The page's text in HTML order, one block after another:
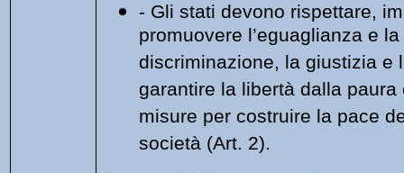
- Gli stati devono rispettare,
promuovere l’eguaglianza e
discriminazione, la giustizia e
garantire la libertà dalla
misure per costruire la pace
società (Art. 2).